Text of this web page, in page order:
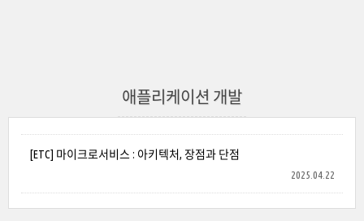
애플리케이션 개발
[ETC] 마이크로서비스 : 아키텍처, 장점과 단점
2025.04.22